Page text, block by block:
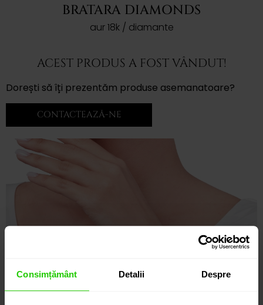
Consimțământ Detalii Despre
BRATARA DIAMONDS
aur 18k / diamante
ACEST PRODUS A FOST VÂNDUT!
Dorești să îți prezentăm produse asemanatoare?
CONTACTEAZĂ-NE